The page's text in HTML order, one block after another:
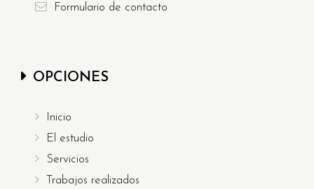
Formulario de contacto
OPCIONES
Inicio
El estudio
Servicios
Trabajos realizados